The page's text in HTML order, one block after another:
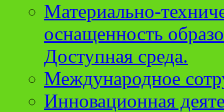
Материально-
оснащенность
Доступная среда.
Международное
Инновационная